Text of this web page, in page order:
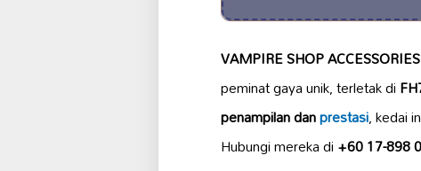
VAMPIRE SHOP
peminat gaya unik, terletak di
penampilan danprestasi, kedai
Hubungi mereka di+60 17-898